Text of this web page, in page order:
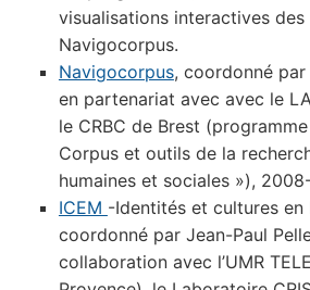
visualisations interactives des
Navigocorpus.
Navigocorpus, coordonné
en partenariat avec avec le
le CRBC de Brest
Corpus et outils de la
humaines et sociales »), 2008-
ICEM -Identités et cultures en
coordonné par Jean-Paul
collaboration avec l’UMR